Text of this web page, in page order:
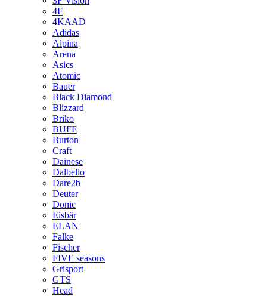
4F
4KAAD
Adidas
Alpina
Arena
Asics
Atomic
Bauer
Black Diamond
Blizzard
Briko
BUFF
Burton
Craft
Dainese
Dalbello
Dare2b
Deuter
Donic
Eisbär
ELAN
Falke
Fischer
FIVE seasons
Grisport
GTS
Head